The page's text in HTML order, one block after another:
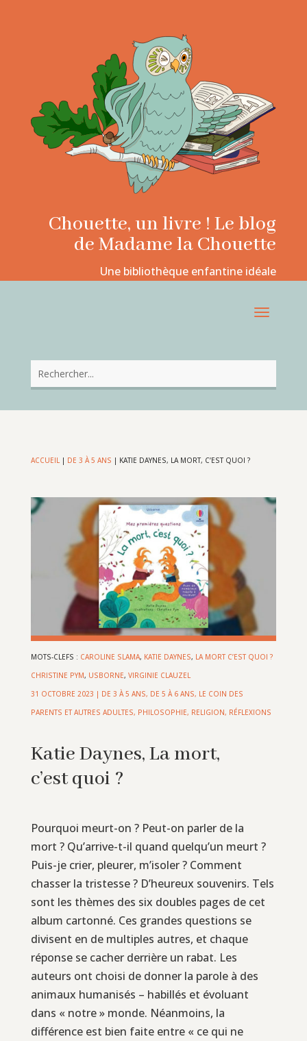
Chouette, un livre ! Le blog
de Madame la Chouette
Une bibliothèque enfantine idéale
ACCUEIL| DE 3 À 5 ANS | KATIE DAYNES, LA MORT, C’EST QUOI ?
MOTS-CLEFS : CAROLINE SLAMA, KATIE DAYNES, LA MORT C’EST QUOI ?
CHRISTINE PYM, USBORNE, VIRGINIE CLAUZEL
31 OCTOBRE 2023 | DE 3 À 5 ANS, DE 5 À 6 ANS, LE COIN DES
PARENTS ET AUTRES ADULTES, PHILOSOPHIE, RELIGION, RÉFLEXIONS
Katie Daynes, La mort,
c’est quoi ?
Pourquoi meurt-on ? Peut-on parler de la
mort ? Qu’arrive-t-il quand quelqu’un meurt ?
Puis-je crier, pleurer, m’isoler ? Comment
chasser la tristesse ? D’heureux souvenirs. Tels
sont les thèmes des six doubles pages de cet
album cartonné. Ces grandes questions se
divisent en de multiples autres, et chaque
réponse se cacher derrière un rabat. Les
auteurs ont choisi de donner la parole à des
animaux humanisés – habillés et évoluant
dans « notre » monde. Néanmoins, la
différence est bien faite entre « ce qui ne